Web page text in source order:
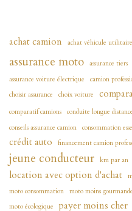
achat camion achat véhicule utilitaire
assurance moto assurance tiers
assurance voiture électrique
camion
choisir assurance
choix voiture
comparatif camions conduite longue distance
conseils assurance camion consommation
crédit auto financement camion
jeune conducteur km par an
location avec option d'achat
moto consommation moto moins gourmande
moto écologique
payer moins cher